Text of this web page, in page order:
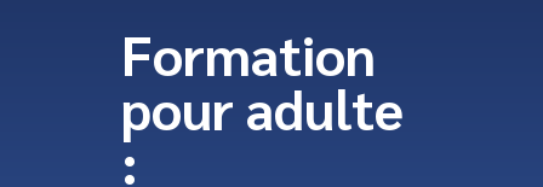
Formation
pour adulte
: